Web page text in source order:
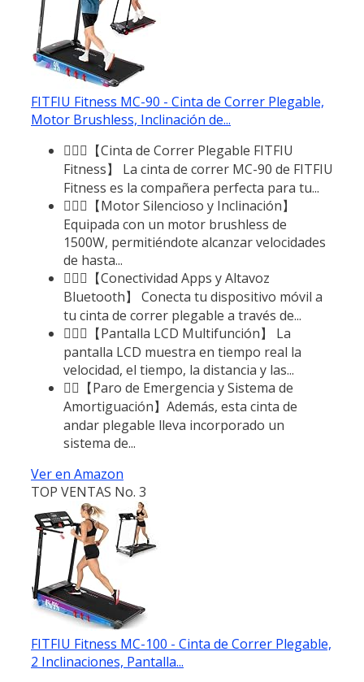
FITFIU Fitness MC-90 - Cinta de Correr Plegable,
Motor Brushless, Inclinación de...
🏃🏻‍♂️【Cinta de Correr Plegable FITFIU
Fitness】 La cinta de correr MC-90 de FITFIU
Fitness es la compañera perfecta para tu...
🏃🏻‍♂️【Motor Silencioso y Inclinación】
Equipada con un motor brushless de
1500W, permitiéndote alcanzar velocidades
de hasta...
🏃🏻‍♂️【Conectividad Apps y Altavoz
Bluetooth】 Conecta tu dispositivo móvil a
tu cinta de correr plegable a través de...
🏃🏻‍♂️【Pantalla LCD Multifunción】 La
pantalla LCD muestra en tiempo real la
velocidad, el tiempo, la distancia y las...
🏃‍♂️【Paro de Emergencia y Sistema de
Amortiguación】Además, esta cinta de
andar plegable lleva incorporado un
sistema de...
Ver en Amazon
TOP VENTAS No. 3
FITFIU Fitness MC-100 - Cinta de Correr Plegable,
2 Inclinaciones, Pantalla...